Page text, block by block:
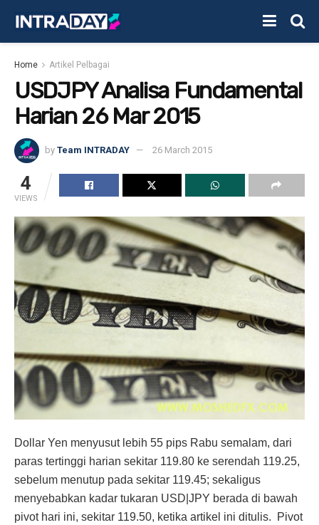
Home Artikel Pelbagai
USDJPY Analisa Fundamental
Harian 26 Mar 2015
by Team INTRADAY 26 March 2015
4
VIEWS
Dollar Yen menyusut lebih 55 pips Rabu semalam, dari
paras tertinggi harian sekitar 119.80 ke serendah 119.25,
sebelum menutup pada sekitar 119.45; sekaligus
menyebabkan kadar tukaran USD|JPY berada di bawah
pivot hari ini, sekitar 119.50, ketika artikel ini ditulis. Pivot